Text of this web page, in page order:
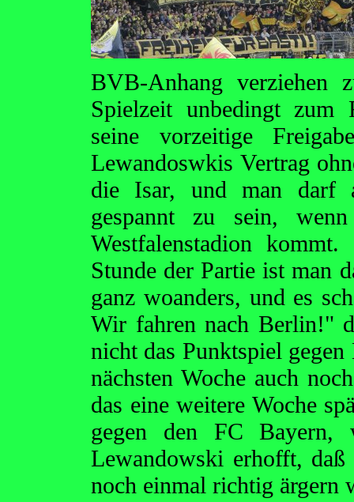
BVB-Anhang verziehen
Spielzeit unbedingt
seine vorzeitige
Lewandoswkis Vertrag
die Isar, und man darf
gespannt zu sein,
Westfalenstadion
Stunde der Partie ist man
ganz woanders, und es
Wir fahren nach Berlin!"
nicht das Punktspiel
nächsten Woche auch
das eine weitere Woche
gegen den FC
Lewandowski erhofft,
noch einmal richtig ärgern